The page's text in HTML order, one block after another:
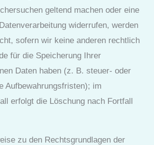
geltend machen oder eine
widerrufen, werden
sofern wir keine anderen rechtlich
für die Speicherung Ihrer
Daten haben (z. B. steuer- oder
Aufbewahrungsfristen); im
erfolgt die Löschung nach Fortfall
zu den Rechtsgrundlagen der